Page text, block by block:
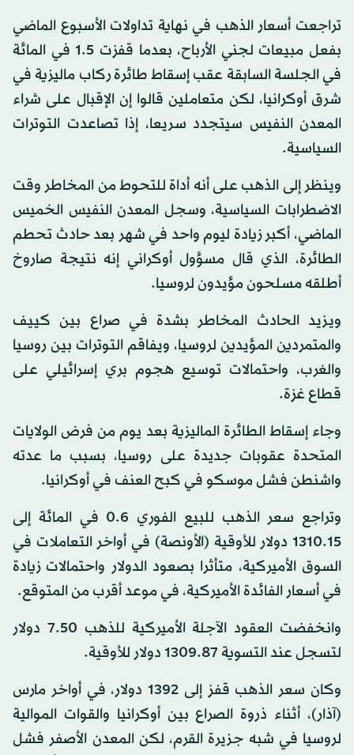
تراجعت أسعار الذهب في نهاية تداولات الأسبوع الماضي
بفعل مبيعات لجني الأرباح، بعدما قفزت 5.‏1 في المائة
في الجلسة السابقة عقب إسقاط طائرة ركاب ماليزية في
شرق أوكرانيا، لكن متعاملين قالوا إن الإقبال على شراء
المعدن النفيس سيتجدد سريعا، إذا تصاعدت التوترات
السياسية.
وينظر إلى الذهب على أنه أداة للتحوط من المخاطر وقت
الاضطرابات السياسية، وسجل المعدن النفيس الخميس
الماضي، أكبر زيادة ليوم واحد في شهر بعد حادث تحطم
الطائرة، الذي قال مسؤول أوكراني إنه نتيجة صاروخ
أطلقه مسلحون مؤيدون لروسيا.
ويزيد الحادث المخاطر بشدة في صراع بين كييف
والمتمردين المؤيدين لروسيا، ويفاقم التوترات بين روسيا
والغرب، واحتمالات توسيع هجوم بري إسرائيلي على
قطاع غزة.
وجاء إسقاط الطائرة الماليزية بعد يوم من فرض الولايات
المتحدة عقوبات جديدة على روسيا، بسبب ما عدته
واشنطن فشل موسكو في كبح العنف في أوكرانيا.
وتراجع سعر الذهب للبيع الفوري 6.‏0 في المائة إلى
15.‏1310 دولار للأوقية (الأونصة) في أواخر التعاملات في
السوق الأميركية، متأثرا بصعود الدولار واحتمالات زيادة
في أسعار الفائدة الأميركية، في موعد أقرب من المتوقع.
وانخفضت العقود الآجلة الأميركية للذهب 50.‏7 دولار
لتسجل عند التسوية 87.‏1309 دولار للأوقية.
وكان سعر الذهب قفز إلى 1392 دولار، في أواخر مارس
(آذار)، أثناء ذروة الصراع بين أوكرانيا والقوات الموالية
لروسيا في شبه جزيرة القرم، لكن المعدن الأصفر فشل